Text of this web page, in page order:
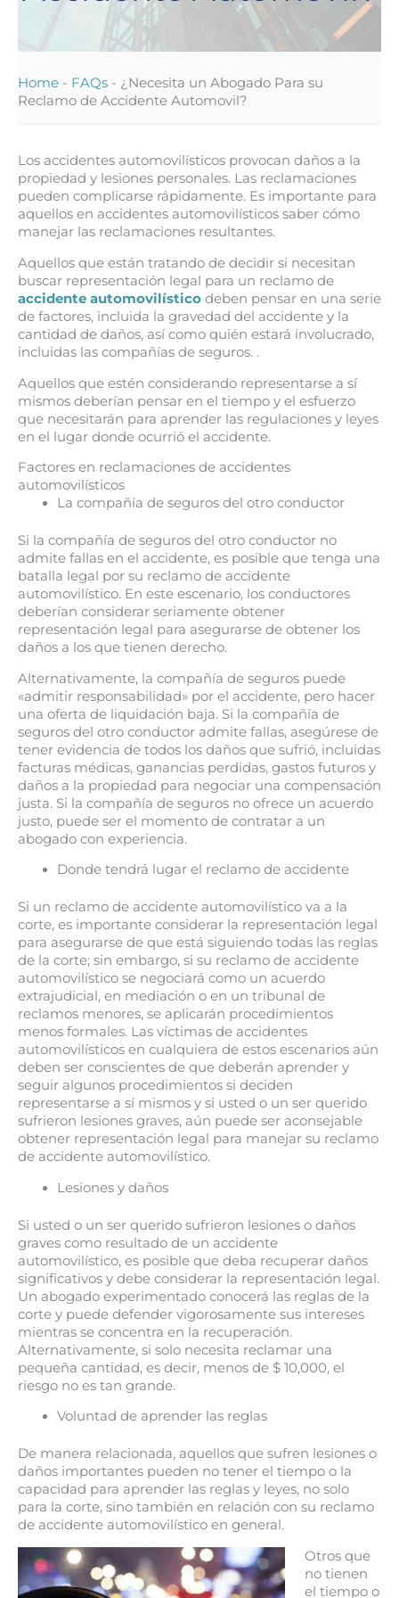
Home - FAQs - ¿Necesita un Abogado Para su
Reclamo de Accidente Automovil?
Los accidentes automovilísticos provocan daños a la
propiedad y lesiones personales. Las reclamaciones
pueden complicarse rápidamente. Es importante para
aquellos en accidentes automovilísticos saber cómo
manejar las reclamaciones resultantes.
Aquellos que están tratando de decidir si necesitan
buscar representación legal para un reclamo de
accidente automovilístico deben pensar en una serie
de factores, incluida la gravedad del accidente y la
cantidad de daños, así como quién estará involucrado,
incluidas las compañías de seguros. .
Aquellos que estén considerando representarse a sí
mismos deberían pensar en el tiempo y el esfuerzo
que necesitarán para aprender las regulaciones y leyes
en el lugar donde ocurrió el accidente.
Factores en reclamaciones de accidentes
automovilísticos
La compañía de seguros del otro conductor
Si la compañía de seguros del otro conductor no
admite fallas en el accidente, es posible que tenga una
batalla legal por su reclamo de accidente
automovilístico. En este escenario, los conductores
deberían considerar seriamente obtener
representación legal para asegurarse de obtener los
daños a los que tienen derecho.
Alternativamente, la compañía de seguros puede
«admitir responsabilidad» por el accidente, pero hacer
una oferta de liquidación baja. Si la compañía de
seguros del otro conductor admite fallas, asegúrese de
tener evidencia de todos los daños que sufrió, incluidas
facturas médicas, ganancias perdidas, gastos futuros y
daños a la propiedad para negociar una compensación
justa. Si la compañía de seguros no ofrece un acuerdo
justo, puede ser el momento de contratar a un
abogado con experiencia.
Donde tendrá lugar el reclamo de accidente
Si un reclamo de accidente automovilístico va a la
corte, es importante considerar la representación legal
para asegurarse de que está siguiendo todas las reglas
de la corte; sin embargo, si su reclamo de accidente
automovilístico se negociará como un acuerdo
extrajudicial, en mediación o en un tribunal de
reclamos menores, se aplicarán procedimientos
menos formales. Las víctimas de accidentes
automovilísticos en cualquiera de estos escenarios aún
deben ser conscientes de que deberán aprender y
seguir algunos procedimientos si deciden
representarse a sí mismos y si usted o un ser querido
sufrieron lesiones graves, aún puede ser aconsejable
obtener representación legal para manejar su reclamo
de accidente automovilístico.
Lesiones y daños
Si usted o un ser querido sufrieron lesiones o daños
graves como resultado de un accidente
automovilístico, es posible que deba recuperar daños
significativos y debe considerar la representación legal.
Un abogado experimentado conocerá las reglas de la
corte y puede defender vigorosamente sus intereses
mientras se concentra en la recuperación.
Alternativamente, si solo necesita reclamar una
pequeña cantidad, es decir, menos de $ 10,000, el
riesgo no es tan grande.
Voluntad de aprender las reglas
De manera relacionada, aquellos que sufren lesiones o
daños importantes pueden no tener el tiempo o la
capacidad para aprender las reglas y leyes, no solo
para la corte, sino también en relación con su reclamo
de accidente automovilístico en general.
Otros que
no tienen
el tiempo o